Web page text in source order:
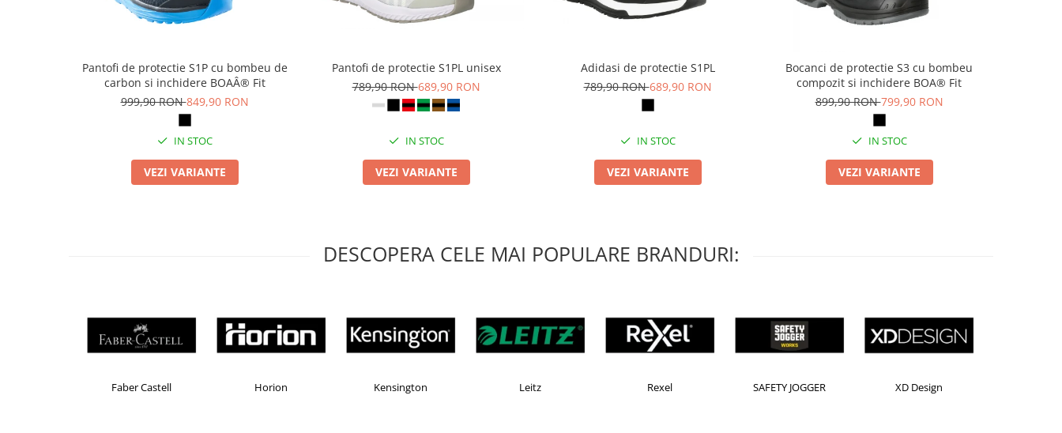
Masti de protectie respiratorie
Accesorii pentru protectia muncii
Articole de unica folosinta
Copii - tricouri si hanorace
Accesorii prezentare
Table magnetice (whiteboard-uri)
Electronice si accesorii tech
Pantofi de protectie S1P cu bombeu de
carbon si inchidere BOAÂ® Fit
999,90 RON849,90 RON
IN STOC
VEZI VARIANTE
Pantofi de protectie S1PL unisex
789,90 RON689,90 RON
IN STOC
VEZI VARIANTE
Adidasi de protectie S1PL
789,90 RON689,90 RON
IN STOC
VEZI VARIANTE
Bocanci de protectie S3 cu bombeu
compozit si inchidere BOA® Fit
899,90 RON799,90 RON
IN STOC
VEZI VARIANTE
DESCOPERA CELE MAI POPULARE BRANDURI:
Colorissimo Kensington